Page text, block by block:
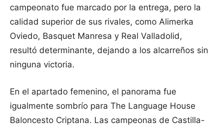
campeonato fue marcado por la entrega, pero la
calidad superior de sus rivales, como Alimerka
Oviedo, Basquet Manresa y Real Valladolid,
resultó determinante, dejando a los alcarreños sin
ninguna victoria.
En el apartado femenino, el panorama fue
igualmente sombrío para The Language House
Baloncesto Criptana. Las campeonas de Castilla-